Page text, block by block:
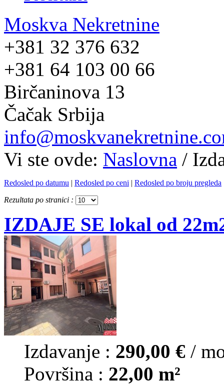
Moskva Nekretnine
+381 32 376 632
+381 64 103 00 66
Birčaninova 13
Čačak Srbija
Vi ste ovde: Naslovna /
Redosled po datumu | Redosled po ceni | Redosled po broju pregleda
Rezultata po stranici :
IZDAJE SE lokal od
Izdavanje : 290,00 € /
Površina : 22,00 m²